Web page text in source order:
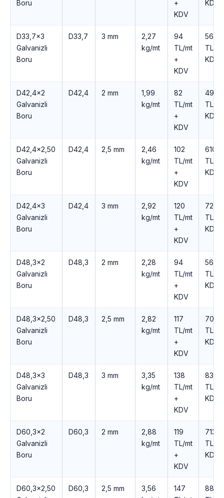
Boru
+
KDV
KDV
D33,7×3
Galvanizli
Boru
D33,7 3 mm
2,27
kg/mt
94
TL/mt
+
KDV
563
TL +
KDV
D42,4×2
Galvanizli
Boru
D42,4 2 mm
1,99
kg/mt
82
TL/mt
+
KDV
494
TL +
KDV
D42,4×2,50
Galvanizli
Boru
D42,4 2,5 mm
2,46
kg/mt
102
TL/mt
+
KDV
610
TL +
KDV
D42,4×3
Galvanizli
Boru
D42,4 3 mm
2,92
kg/mt
120
TL/mt
+
KDV
723
TL +
KDV
D48,3×2
Galvanizli
Boru
D48,3 2 mm
2,28
kg/mt
94
TL/mt
+
KDV
566
TL +
KDV
D48,3×2,50
Galvanizli
Boru
D48,3 2,5 mm
2,82
kg/mt
117
TL/mt
+
KDV
700
TL +
KDV
D48,3×3
Galvanizli
Boru
D48,3 3 mm
3,35
kg/mt
138
TL/mt
+
KDV
831
TL +
KDV
D60,3×2
Galvanizli
Boru
D60,3 2 mm
2,88
kg/mt
119
TL/mt
+
KDV
713
TL +
KDV
D60,3×2,50
D60,3 2,5 mm
3,56
147
884